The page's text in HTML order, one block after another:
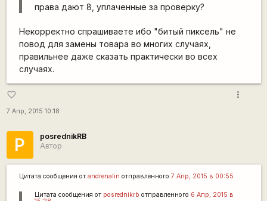
права дают 8, уплаченные за проверку?
Некорректно спрашиваете ибо "битый пиксель" не
повод для замены товара во многих случаях,
правильнее даже сказать практически во всех
случаях.
favorite_border
7 Апр, 2015 10:18
more_vert
P
posrednikRB
Автор
Цитата сообщения от andrenalin отправленного 7 Апр, 2015 в 00:55
Цитата сообщения от posrednikrb отправленного 6 Апр, 2015 в